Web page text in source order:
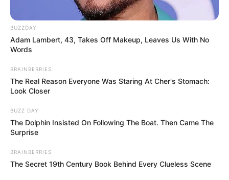
BUZZDAY
Adam Lambert, 43, Takes Off Makeup, Leaves Us With No
Words
BRAINBERRIES
The Real Reason Everyone Was Staring At Cher's Stomach:
Look Closer
BUZZ DAY
The Dolphin Insisted On Following The Boat. Then Came The
Surprise
BRAINBERRIES
The Secret 19th Century Book Behind Every Clueless Scene